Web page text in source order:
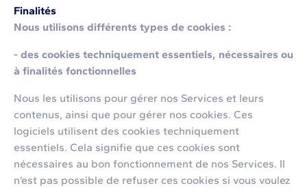
Finalités
Nous utilisons différents types de cookies :
- des cookies techniquement essentiels, nécessaires ou
à finalités fonctionnelles
Nous les utilisons pour gérer nos Services et leurs
contenus, ainsi que pour gérer nos cookies. Ces
logiciels utilisent des cookies techniquement
essentiels. Cela signifie que ces cookies sont
nécessaires au bon fonctionnement de nos Services. Il
n’est pas possible de refuser ces cookies si vous voulez